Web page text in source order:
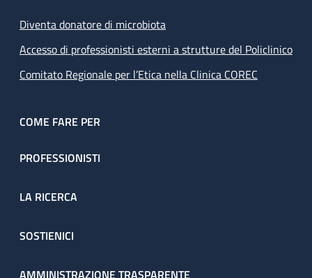
Diventa donatore di microbiota
Accesso di professionisti esterni a strutture del Policlinico
Comitato Regionale per l’Etica nella Clinica COREC
COME FARE PER
PROFESSIONISTI
LA RICERCA
SOSTIENICI
AMMINISTRAZIONE TRASPARENTE